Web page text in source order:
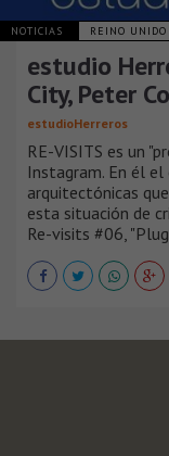
NOTICIAS REINO UNIDO
estudio
City, Peter
estudioHerreros
RE-VISITS es un
Instagram. En él
arquitectónicas
esta situación de
Re-visits #06,